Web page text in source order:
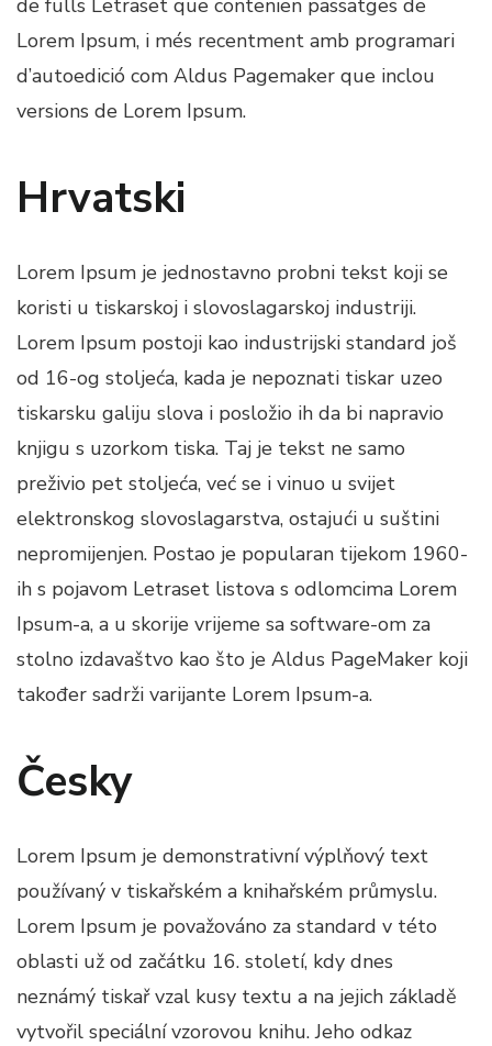
de fulls Letraset que contenien passatges de
Lorem Ipsum, i més recentment amb programari
d’autoedició com Aldus Pagemaker que inclou
versions de Lorem Ipsum.
Hrvatski
Lorem Ipsum je jednostavno probni tekst koji se
koristi u tiskarskoj i slovoslagarskoj industriji.
Lorem Ipsum postoji kao industrijski standard još
od 16-og stoljeća, kada je nepoznati tiskar uzeo
tiskarsku galiju slova i posložio ih da bi napravio
knjigu s uzorkom tiska. Taj je tekst ne samo
preživio pet stoljeća, već se i vinuo u svijet
elektronskog slovoslagarstva, ostajući u suštini
nepromijenjen. Postao je popularan tijekom 1960-
ih s pojavom Letraset listova s odlomcima Lorem
Ipsum-a, a u skorije vrijeme sa software-om za
stolno izdavaštvo kao što je Aldus PageMaker koji
također sadrži varijante Lorem Ipsum-a.
Česky
Lorem Ipsum je demonstrativní výplňový text
používaný v tiskařském a knihařském průmyslu.
Lorem Ipsum je považováno za standard v této
oblasti už od začátku 16. století, kdy dnes
neznámý tiskař vzal kusy textu a na jejich základě
vytvořil speciální vzorovou knihu. Jeho odkaz